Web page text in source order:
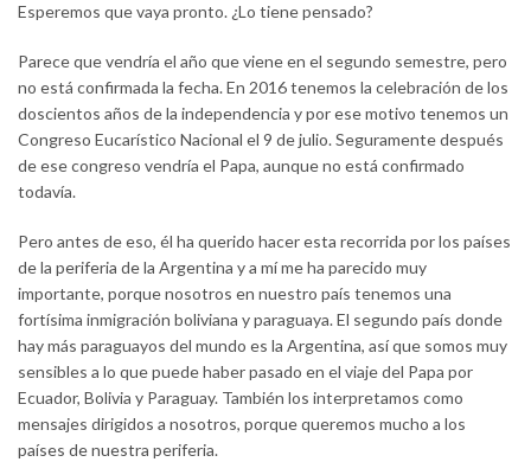
Esperemos que vaya pronto. ¿Lo tiene pensado?
Parece que vendría el año que viene en el segundo semestre, pero
no está confirmada la fecha. En 2016 tenemos la celebración de los
doscientos años de la independencia y por ese motivo tenemos un
Congreso Eucarístico Nacional el 9 de julio. Seguramente después
de ese congreso vendría el Papa, aunque no está confirmado
todavía.
Pero antes de eso, él ha querido hacer esta recorrida por los países
de la periferia de la Argentina y a mí me ha parecido muy
importante, porque nosotros en nuestro país tenemos una
fortísima inmigración boliviana y paraguaya. El segundo país donde
hay más paraguayos del mundo es la Argentina, así que somos muy
sensibles a lo que puede haber pasado en el viaje del Papa por
Ecuador, Bolivia y Paraguay. También los interpretamos como
mensajes dirigidos a nosotros, porque queremos mucho a los
países de nuestra periferia.